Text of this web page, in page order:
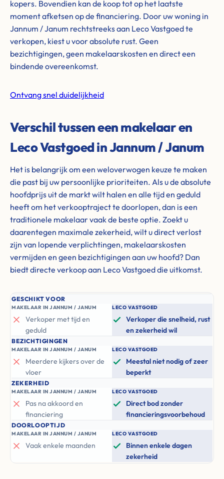
kopers. Bovendien kan de koop tot op het laatste
moment afketsen op de financiering. Door uw woning in
Jannum / Janum rechtstreeks aan Leco Vastgoed te
verkopen, kiest u voor absolute rust. Geen
bezichtigingen, geen makelaarskosten en direct een
bindende overeenkomst.
Ontvang snel duidelijkheid
Verschil tussen een makelaar en
Leco Vastgoed in Jannum / Janum
Het is belangrijk om een weloverwogen keuze te maken
die past bij uw persoonlijke prioriteiten. Als u de absolute
hoofdprijs uit de markt wilt halen en alle tijd en geduld
heeft om het verkooptraject te doorlopen, dan is een
traditionele makelaar vaak de beste optie. Zoekt u
daarentegen maximale zekerheid, wilt u direct verlost
zijn van lopende verplichtingen, makelaarskosten
vermijden en geen bezichtigingen aan uw hoofd? Dan
biedt directe verkoop aan Leco Vastgoed die uitkomst.
GESCHIKT VOOR
MAKELAAR IN JANNUM / JANUM
Verkoper met tijd en
geduld
LECO VASTGOED
Verkoper die snelheid, rust
en zekerheid wil
BEZICHTIGINGEN
MAKELAAR IN JANNUM / JANUM
Meerdere kijkers over de
vloer
LECO VASTGOED
Meestal niet nodig of zeer
beperkt
ZEKERHEID
MAKELAAR IN JANNUM / JANUM
Pas na akkoord en
financiering
LECO VASTGOED
Direct bod zonder
financieringsvoorbehoud
DOORLOOPTIJD
MAKELAAR IN JANNUM / JANUM
Vaak enkele maanden
LECO VASTGOED
Binnen enkele dagen
zekerheid